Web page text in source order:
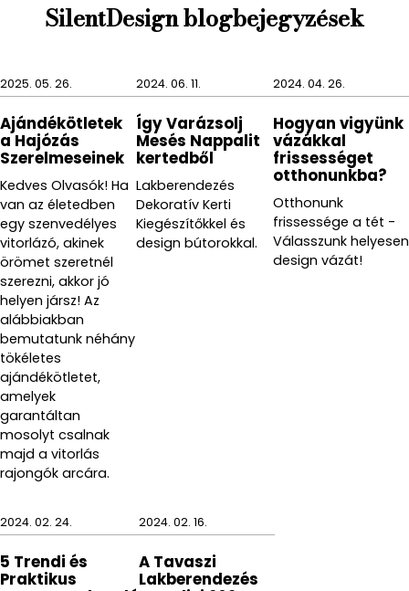
SilentDesign blogbejegyzések
2025. 05. 26.
Ajándékötletek
a Hajózás
Szerelmeseinek
Kedves Olvasók! Ha
van az életedben
egy szenvedélyes
vitorlázó, akinek
örömet szeretnél
szerezni, akkor jó
helyen jársz! Az
alábbiakban
bemutatunk néhány
tökéletes
ajándékötletet,
amelyek
garantáltan
mosolyt csalnak
majd a vitorlás
rajongók arcára.
2024. 06. 11.
Így Varázsolj
Mesés Nappalit
kertedből
Lakberendezés
Dekoratív Kerti
Kiegészítőkkel és
design bútorokkal.
2024. 04. 26.
Hogyan vigyünk
vázákkal
frissességet
otthonunkba?
Otthonunk
frissessége a tét -
Válasszunk helyesen
design vázát!
2024. 02. 24.
5 Trendi és
Praktikus
2024. 02. 16.
A Tavaszi
Lakberendezés